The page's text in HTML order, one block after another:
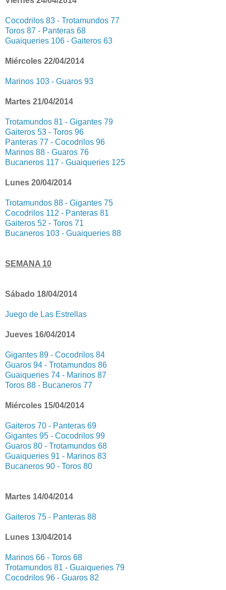
Cocodrilos 83 - Trotamundos 77
Toros 87 - Panteras 68
Guaiqueries 106 - Gaiteros 63
Miércoles 22/04/2014
Marinos 103 - Guaros 93
Martes 21/04/2014
Trotamundos 81 - Gigantes 79
Gaiteros 53 - Toros 96
Panteras 77 - Cocodrilos 96
Marinos 88 - Guaros 76
Bucaneros 117 - Guaiqueries 125
Lunes 20/04/2014
Trotamundos 88 - Gigantes 75
Cocodrilos 112 - Panteras 81
Gaiteros 52 - Toros 71
Bucaneros 103 - Guaiqueries 88
SEMANA 10
Sábado 18/04/2014
Juego de Las Estrellas
Jueves 16/04/2014
Gigantes 89 - Cocodrilos 84
Guaros 94 - Trotamundos 86
Guaiqueries 74 - Marinos 87
Toros 88 - Bucaneros 77
Miércoles 15/04/2014
Gaiteros 70 - Panteras 69
Gigantes 95 - Cocodrilos 99
Guaros 80 - Trotamundos 68
Guaiqueries 91 - Marinos 83
Bucaneros 90 - Toros 80
Martes 14/04/2014
Gaiteros 75 - Panteras 88
Lunes 13/04/2014
Marinos 66 - Toros 68
Trotamundos 81 - Guaiqueries 79
Cocodrilos 96 - Guaros 82